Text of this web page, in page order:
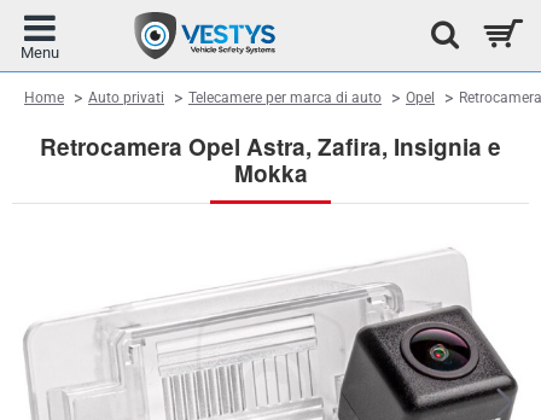
Retrocamera Opel Astra, Zafira, Insignia e
Mokka
HomehomeAuto privati Telecamere per marca di auto Opel